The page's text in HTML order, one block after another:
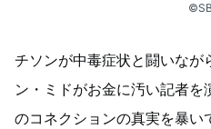
チソンが中毒症状と闘いなが
ン・ミドがお金に汚い記者を
のコネクションの真実を暴い